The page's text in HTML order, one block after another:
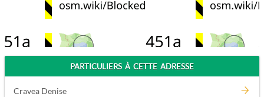
PARTICULIERS À CETTE ADRESSE
Cravea Denise